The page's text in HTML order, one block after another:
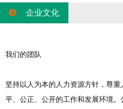
企业文化
我们的团队
坚持以人为本的人力资源方针，尊
平、公正、公开的工作和发展环境